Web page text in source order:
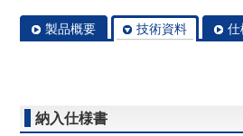
製品概要 技術資料 仕
納入仕様書